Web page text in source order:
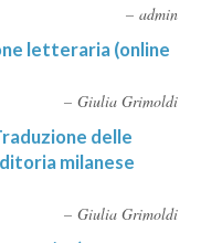
admin
letteraria (online
Giulia Grimoldi
delle
milanese
Giulia Grimoldi